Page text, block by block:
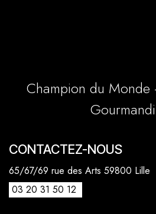
CONTACTEZ-NOUS
65/67/69 rue des Arts 59800 Lille
03 20 31 50 12
Champion du Monde